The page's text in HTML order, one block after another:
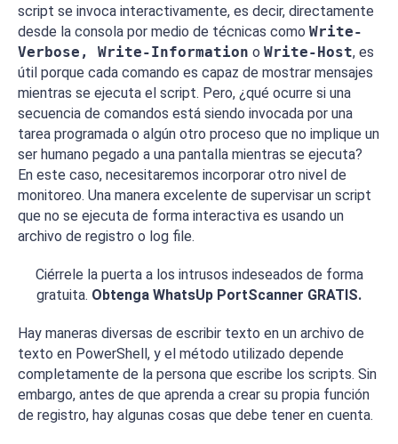
script se invoca interactivamente, es decir, directamente
desde la consola por medio de técnicas como Write-
Verbose, Write-Information o Write-Host, es
útil porque cada comando es capaz de mostrar mensajes
mientras se ejecuta el script. Pero, ¿qué ocurre si una
secuencia de comandos está siendo invocada por una
tarea programada o algún otro proceso que no implique un
ser humano pegado a una pantalla mientras se ejecuta?
En este caso, necesitaremos incorporar otro nivel de
monitoreo. Una manera excelente de supervisar un script
que no se ejecuta de forma interactiva es usando un
archivo de registro o log file.
Ciérrele la puerta a los intrusos indeseados de forma
gratuita. Obtenga WhatsUp PortScanner GRATIS.
Hay maneras diversas de escribir texto en un archivo de
texto en PowerShell, y el método utilizado depende
completamente de la persona que escribe los scripts. Sin
embargo, antes de que aprenda a crear su propia función
de registro, hay algunas cosas que debe tener en cuenta.